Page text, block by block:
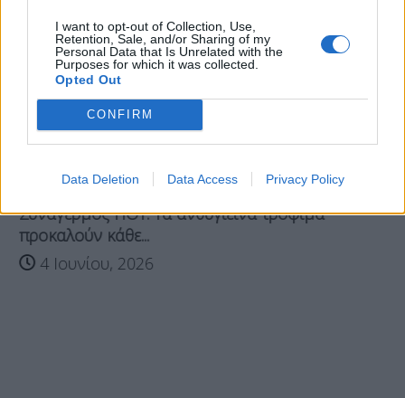
I want to opt-out of Collection, Use,
Retention, Sale, and/or Sharing of my
Personal Data that Is Unrelated with the
Purposes for which it was collected.
Opted Out
CONFIRM
Data Deletion Data Access Privacy Policy
Συναγερμός ΠΟΥ: Τα ανθυγιεινά τρόφιμα
προκαλούν κάθε...
4 Ιουνίου, 2026